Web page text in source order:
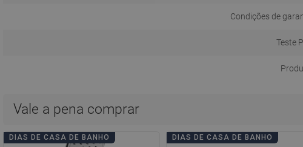
Condições de
Teste
Vale a pena comprar
DIAS DE CASA DE BANHO DIAS DE CASA DE BANHO